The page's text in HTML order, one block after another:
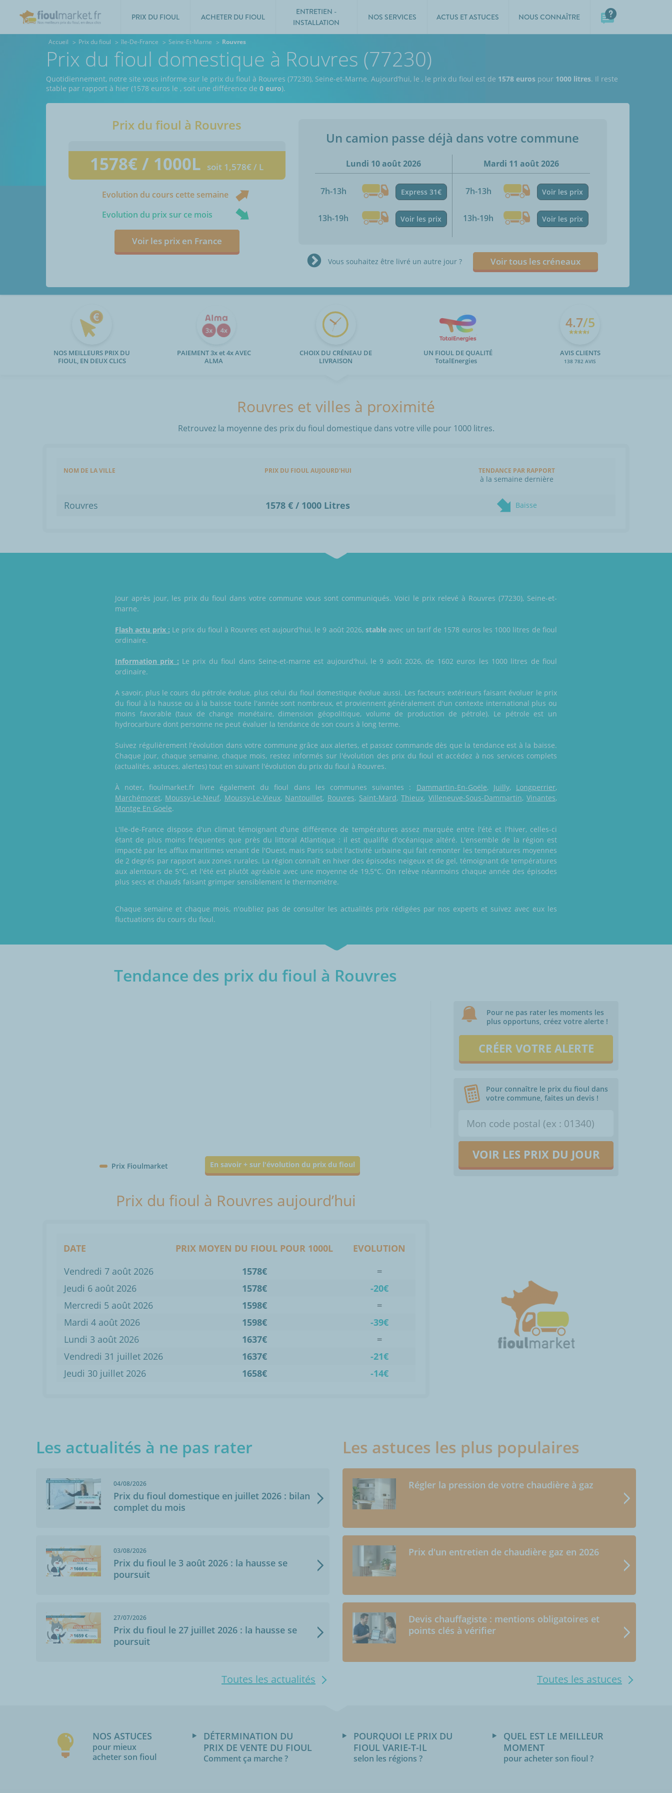
PRIX DU FIOUL ACHETER DU FIOUL
ENTRETIEN -
INSTALLATION
NOS SERVICES ACTUS ET ASTUCES NOUS CONNAÎTRE
Accueil Prix du fioul île-De-France Seine-Et-Marne Rouvres
Prix du fioul domestique à Rouvres (77230)
Quotidiennement, notre site vous informe sur le prix du fioul à Rouvres (77230), Seine-et-Marne. Aujourd’hui, le , le prix du fioul est de 1578 euros pour 1000 litres. Il reste
stable par rapport à hier (1578 euros le , soit une différence de 0 euro).
Prix du fioul à Rouvres
1578€ / 1000L soit 1,578€ / L
Evolution du cours cette semaine
Evolution du prix sur ce mois
Voir les prix en France
Un camion passe déjà dans votre commune
Lundi 10 août 2026
7h-13h Express 31€
13h-19h Voir les prix
Mardi 11 août 2026
7h-13h Voir les prix
13h-19h Voir les prix
Vous souhaitez être livré un autre jour ? Voir tous les créneaux
NOS MEILLEURS PRIX DU
FIOUL, EN DEUX CLICS
PAIEMENT 3x et 4x AVEC
ALMA
CHOIX DU CRÉNEAU DE
LIVRAISON
UN FIOUL DE QUALITÉ
TotalEnergies
4.7/5
AVIS CLIENTS
138 782 AVIS
Rouvres et villes à proximité
Retrouvez la moyenne des prix du fioul domestique dans votre ville pour 1000 litres.
NOM DE LA VILLE PRIX DU FIOUL AUJOURD'HUI TENDANCE PAR RAPPORT
à la semaine dernière
Rouvres 1578 € / 1000 Litres Baisse
Jour après jour, les prix du fioul dans votre commune vous sont communiqués. Voici le prix relevé à Rouvres (77230), Seine-et-
marne.
Flash actu prix : Le prix du fioul à Rouvres est aujourd'hui, le 9 août 2026,stable avec un tarif de 1578 euros les 1000 litres de fioul
ordinaire.
Information prix : Le prix du fioul dans Seine-et-marne est aujourd'hui, le 9 août 2026, de 1602 euros les 1000 litres de fioul
ordinaire.
A savoir, plus le cours du pétrole évolue, plus celui du fioul domestique évolue aussi. Les facteurs extérieurs faisant évoluer le prix
du fioul à la hausse ou à la baisse toute l'année sont nombreux, et proviennent généralement d'un contexte international plus ou
moins favorable (taux de change monétaire, dimension géopolitique, volume de production de pétrole). Le pétrole est un
hydrocarbure dont personne ne peut évaluer la tendance de son cours à long terme.
Suivez régulièrement l'évolution dans votre commune grâce aux alertes, et passez commande dès que la tendance est à la baisse.
Chaque jour, chaque semaine, chaque mois, restez informés sur l'évolution des prix du fioul et accédez à nos services complets
(actualités, astuces, alertes) tout en suivant l'évolution du prix du fioul à Rouvres.
À noter, fioulmarket.fr livre également du fioul dans les communes suivantes : Dammartin-En-Goële, Juilly, Longperrier,
Marchémoret, Moussy-Le-Neuf, Moussy-Le-Vieux, Nantouillet, Rouvres, Saint-Mard,Thieux, Villeneuve-Sous-Dammartin, Vinantes,
Montge En Goele.
L'Ile-de-France dispose d'un climat témoignant d'une différence de températures assez marquée entre l'été et l'hiver, celles-ci
étant de plus moins fréquentes que près du littoral Atlantique : il est qualifié d'océanique altéré. L'ensemble de la région est
impacté par les afflux maritimes venant de l'Ouest, mais Paris subit l'activité urbaine qui fait remonter les températures moyennes
de 2 degrés par rapport aux zones rurales. La région connaît en hiver des épisodes neigeux et de gel, témoignant de températures
aux alentours de 5°C, et l'été est plutôt agréable avec une moyenne de 19,5°C. On relève néanmoins chaque année des épisodes
plus secs et chauds faisant grimper sensiblement le thermomètre.
Chaque semaine et chaque mois, n'oubliez pas de consulter les actualités prix rédigées par nos experts et suivez avec eux les
fluctuations du cours du fioul.
Tendance des prix du fioul à Rouvres
Prix Fioulmarket En savoir + sur l'évolution du prix du fioul
Pour ne pas rater les moments les
plus opportuns, créez votre alerte !
CRÉER VOTRE ALERTE
Pour connaître le prix du fioul dans
votre commune, faites un devis !
VOIR LES PRIX DU JOUR
Prix du fioul à Rouvres aujourd’hui
DATE PRIX MOYEN DU FIOUL POUR 1000L
EVOLUTION
Vendredi 7 août 2026
1578€
=
Jeudi 6 août 2026
1578€
-20€
Mercredi 5 août 2026
1598€
=
Mardi 4 août 2026
1598€
-39€
Lundi 3 août 2026
1637€
=
Vendredi 31 juillet 2026
1637€
-21€
Jeudi 30 juillet 2026
1658€ -14€
Les actualités à ne pas rater
04/08/2026
Prix du fioul domestique en juillet 2026 : bilan
complet du mois
03/08/2026
Prix du fioul le 3 août 2026 : la hausse se
poursuit
27/07/2026
Prix du fioul le 27 juillet 2026 : la hausse se
poursuit
Toutes les actualités
Les astuces les plus populaires
Régler la pression de votre chaudière à gaz
Prix d'un entretien de chaudière gaz en 2026
Devis chauffagiste : mentions obligatoires et
points clés à vérifier
Toutes les astuces
NOS ASTUCES
pour mieux
acheter son fioul
DÉTERMINATION DU
PRIX DE VENTE DU FIOUL
Comment ça marche ?
POURQUOI LE PRIX DU
FIOUL VARIE-T-IL
selon les régions ?
QUEL EST LE MEILLEUR
MOMENT
pour acheter son fioul ?